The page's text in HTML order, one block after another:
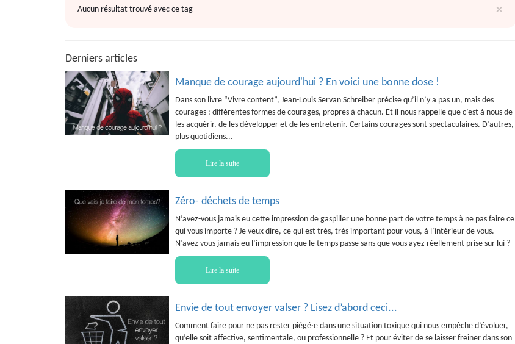
×
Aucun résultat trouvé avec ce tag
Derniers articles
Manque de courage aujourd'hui ? En voici une bonne dose !
Dans son livre “Vivre content”, Jean-Louis Servan Schreiber précise qu’il n’y a pas un, mais des
courages : différentes formes de courages, propres à chacun. Et il nous rappelle que c’est à nous de
les acquérir, de les développer et de les entretenir. Certains courages sont spectaculaires. D’autres,
plus quotidiens...
Lire la suite
Zéro- déchets de temps
N’avez-vous jamais eu cette impression de gaspiller une bonne part de votre temps à ne pas faire ce
qui vous importe ? Je veux dire, ce qui est très, très important pour vous, à l’intérieur de vous.
N’avez vous jamais eu l’impression que le temps passe sans que vous ayez réellement prise sur lui ?
Lire la suite
Envie de tout envoyer valser ? Lisez d’abord ceci...
Comment faire pour ne pas rester piégé·e dans une situation toxique qui nous empêche d’évoluer,
qu’elle soit affective, sentimentale, ou professionnelle ? Et pour éviter de se laisser freiner dans son